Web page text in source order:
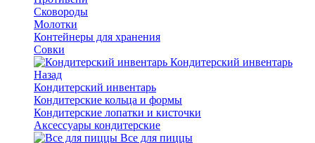
Сковороды
Молотки
Контейнеры для хранения
Совки
Кондитерский инвентарь
Назад
Кондитерский инвентарь
Кондитерские кольца и формы
Кондитерские лопатки и кисточки
Аксессуары кондитерские
Все для пиццы